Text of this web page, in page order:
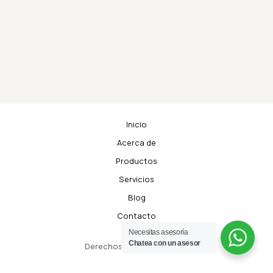
Inicio
Acerca de
Productos
Servicios
Blog
Contacto
Derechos de Autor © 2026
Necesitas asesoría
Chatea con un asesor